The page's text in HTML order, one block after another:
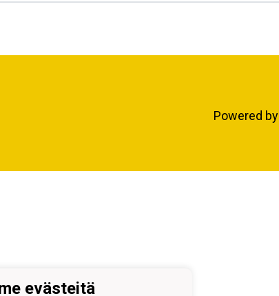
Powered by
evästeitä